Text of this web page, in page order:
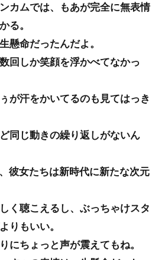
カムでは、もあが完全に無表情
る。
懸命だったんだよ。
回しか笑顔を浮かべてなかっ
が汗をかいてるのも見てはっき
同じ動きの繰り返しがないん
彼女たちは新時代に新たな次元
く聴こえるし、ぶっちゃけスタ
りもいい。
にちょっと声が震えてもね。